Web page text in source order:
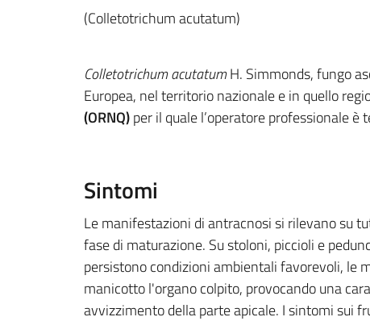
(Colletotrichum acutatum)
Colletotrichum acutatumH. Simmonds, fungo
Europea, nel territorio nazionale e in quello
(ORNQ)per il quale l’operatore professionale
Sintomi
Le manifestazioni di antracnosi si rilevano su
fase di maturazione. Su stoloni, piccioli e
persistono condizioni ambientali favorevoli, le
manicotto l'organo colpito, provocando una
avvizzimento della parte apicale. I sintomi sui